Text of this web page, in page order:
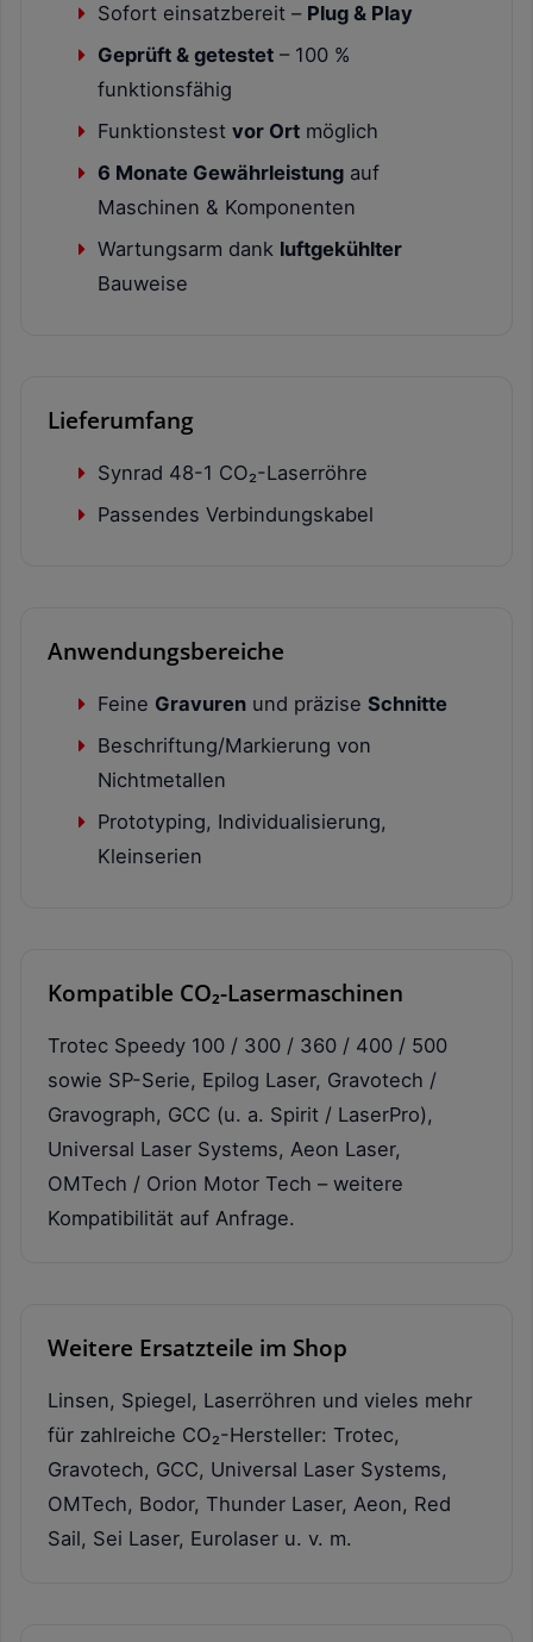
Sofort einsatzbereit – Plug & Play
Geprüft & getestet – 100 %
funktionsfähig
Funktionstest vor Ort möglich
6 Monate Gewährleistung auf
Maschinen & Komponenten
Wartungsarm dank luftgekühlter
Bauweise
Lieferumfang
Synrad 48-1 CO₂-Laserröhre
Passendes Verbindungskabel
Anwendungsbereiche
Feine Gravuren und präzise Schnitte
Beschriftung/Markierung von
Nichtmetallen
Prototyping, Individualisierung,
Kleinserien
Kompatible CO₂-Lasermaschinen
Trotec Speedy 100 / 300 / 360 / 400 / 500
sowie SP-Serie, Epilog Laser, Gravotech /
Gravograph, GCC (u. a. Spirit / LaserPro),
Universal Laser Systems, Aeon Laser,
OMTech / Orion Motor Tech – weitere
Kompatibilität auf Anfrage.
Weitere Ersatzteile im Shop
Linsen, Spiegel, Laserröhren und vieles mehr
für zahlreiche CO₂-Hersteller: Trotec,
Gravotech, GCC, Universal Laser Systems,
OMTech, Bodor, Thunder Laser, Aeon, Red
Sail, Sei Laser, Eurolaser u. v. m.